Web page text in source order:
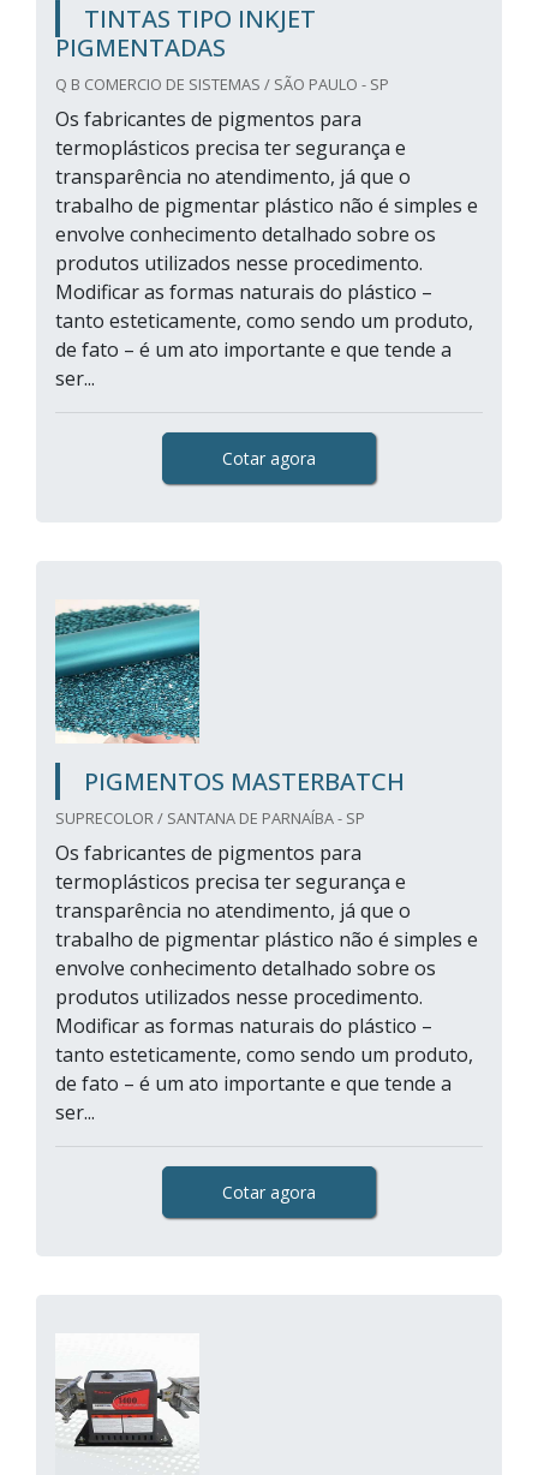
TINTAS TIPO INKJET
PIGMENTADAS
Q B COMERCIO DE SISTEMAS / SÃO PAULO - SP
Os fabricantes de pigmentos para
termoplásticos precisa ter segurança e
transparência no atendimento, já que o
trabalho de pigmentar plástico não é simples e
envolve conhecimento detalhado sobre os
produtos utilizados nesse procedimento.
Modificar as formas naturais do plástico –
tanto esteticamente, como sendo um produto,
de fato – é um ato importante e que tende a
ser...
Cotar agora
PIGMENTOS MASTERBATCH
SUPRECOLOR / SANTANA DE PARNAÍBA - SP
Os fabricantes de pigmentos para
termoplásticos precisa ter segurança e
transparência no atendimento, já que o
trabalho de pigmentar plástico não é simples e
envolve conhecimento detalhado sobre os
produtos utilizados nesse procedimento.
Modificar as formas naturais do plástico –
tanto esteticamente, como sendo um produto,
de fato – é um ato importante e que tende a
ser...
Cotar agora